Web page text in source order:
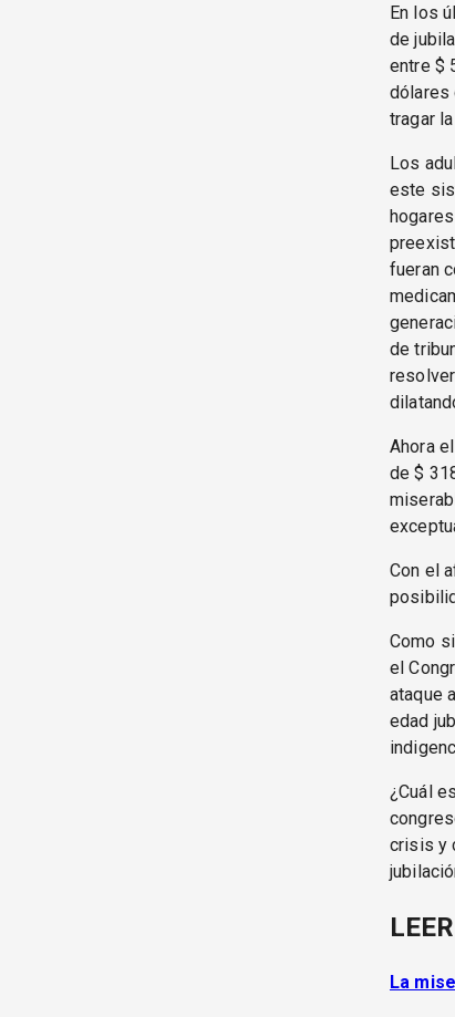
En los
de
entre $
dólares
tragar
Los
este
fueran
de
Ahora
de $
Con el
Como
el
ataque
edad
¿Cuál
crisis y
La